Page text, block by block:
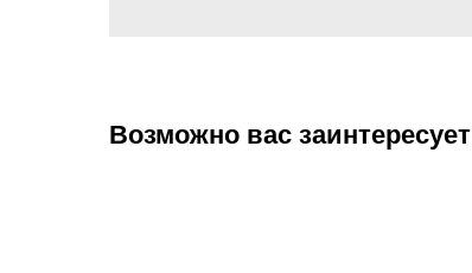
Возможно вас заинтересует